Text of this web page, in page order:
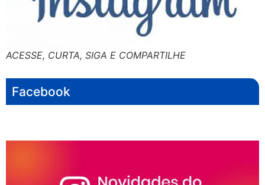
ACESSE, CURTA, SIGA E COMPARTILHE
Facebook